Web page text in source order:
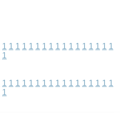
1 1 1 1 1 1 1 1 1 1 1 1 1 1 1 1 1
1
1 1 1 1 1 1 1 1 1 1 1 1 1 1 1 1 1
1